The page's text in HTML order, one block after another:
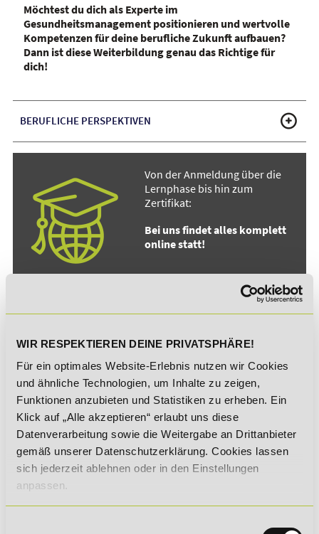
WIR RESPEKTIEREN DEINE PRIVATSPHÄRE!
Für ein optimales Website-Erlebnis nutzen wir Cookies
und ähnliche Technologien, um Inhalte zu zeigen,
Funktionen anzubieten und Statistiken zu erheben. Ein
Klick auf „Alle akzeptieren“ erlaubt uns diese
Datenverarbeitung sowie die Weitergabe an Drittanbieter
gemäß unserer Datenschutzerklärung. Cookies lassen
sich jederzeit ablehnen oder in den Einstellungen
anpassen.
Möchtest du dich als Experte im
Gesundheitsmanagement positionieren und wertvolle
Kompetenzen für deine berufliche Zukunft aufbauen?
Dann ist diese Weiterbildung genau das Richtige für
dich!
BERUFLICHE PERSPEKTIVEN
Von der Anmeldung über die
Lernphase bis hin zum
Zertifikat:
Bei uns findet alles komplett
online statt!
Vollzeit oder berufsbegleitend
in deinem eigenen Lerntempo:
Definiere Lernen neu!
Crossmedial verknüpfen,
praxisnah anwenden und
zeitgemäß lernen: